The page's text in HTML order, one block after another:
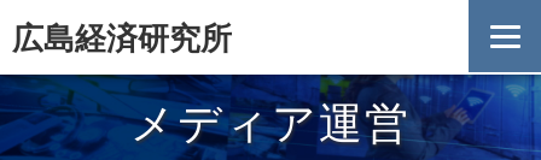
広島経済研究所
メディア運営